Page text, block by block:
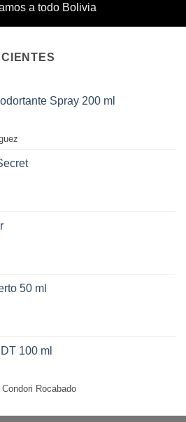
a todo Bolivia
Spray 200 ml
50 ml
100 ml
Rocabado